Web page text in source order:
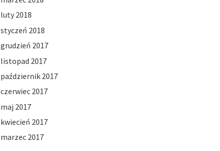
luty 2018
styczeń 2018
grudzień 2017
listopad 2017
październik 2017
czerwiec 2017
maj 2017
kwiecień 2017
marzec 2017